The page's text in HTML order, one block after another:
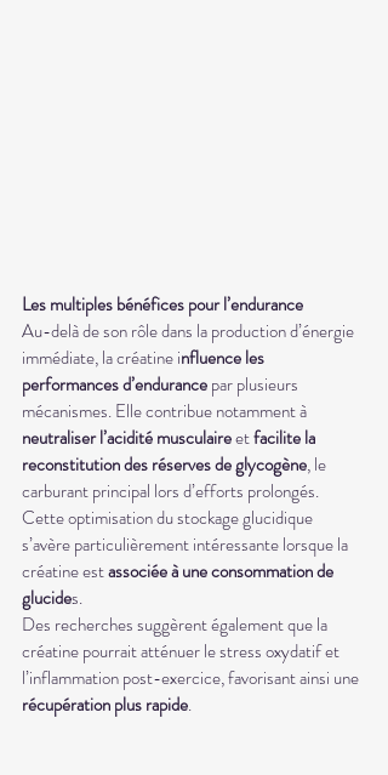
Les multiples bénéfices pour l’endurance
Au-delà de son rôle dans la production d’énergie
immédiate, la créatine influence les
performances d’endurance par plusieurs
mécanismes. Elle contribue notamment à
neutraliser l’acidité musculaire et facilite la
reconstitution des réserves de glycogène, le
carburant principal lors d’efforts prolongés.
Cette optimisation du stockage glucidique
s’avère particulièrement intéressante lorsque la
créatine est associée à une consommation de
glucides.
Des recherches suggèrent également que la
créatine pourrait atténuer le stress oxydatif et
l’inflammation post-exercice, favorisant ainsi une
récupération plus rapide.